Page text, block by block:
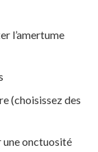
l’amertume
(choisissez des
une onctuosité